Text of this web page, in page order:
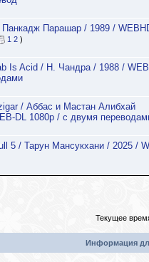
Панкадж Парашар / 1989 /
1 2 )
Is Acid / Н. Чандра / 1988 /
/ Аббас и Мастан Алибхай
DL 1080p / с двумя
5 / Тарун Мансукхани / 2025 /
Текущее
Информация